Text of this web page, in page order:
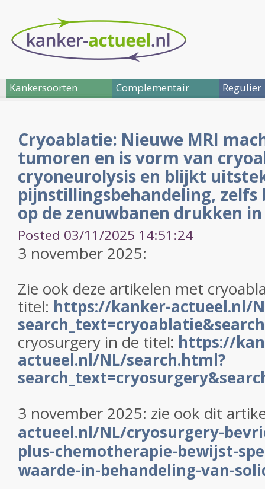
Kankersoorten Complementair Regulier
Cryoablatie: Nieuwe MRI
tumoren en is vorm van
cryoneurolysis en blijkt
pijnstillingsbehandeling,
op de zenuwbanen drukken
Posted 03/11/2025 14:51:24
3 november 2025:
Zie ook deze artikelen met
titel: https://kanker-actueel.nl/
cryosurgery in de titel: https://
actueel.nl/NL/search.html?
3 november 2025: zie ook dit
actueel.nl/NL/cryosurgery-
plus-chemotherapie-bewijst-
waarde-in-behandeling-van-